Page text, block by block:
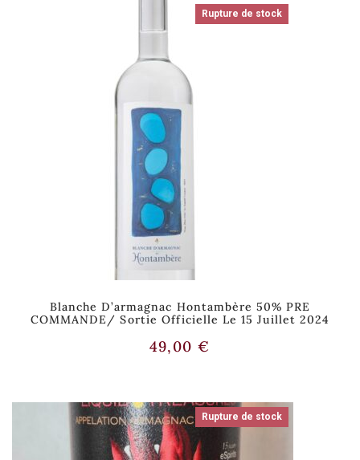
Rupture de stock
Blanche D’armagnac Hontambère 50% PRE
COMMANDE/ Sortie Officielle Le 15 Juillet 2024
49,00 €
Rupture de stock